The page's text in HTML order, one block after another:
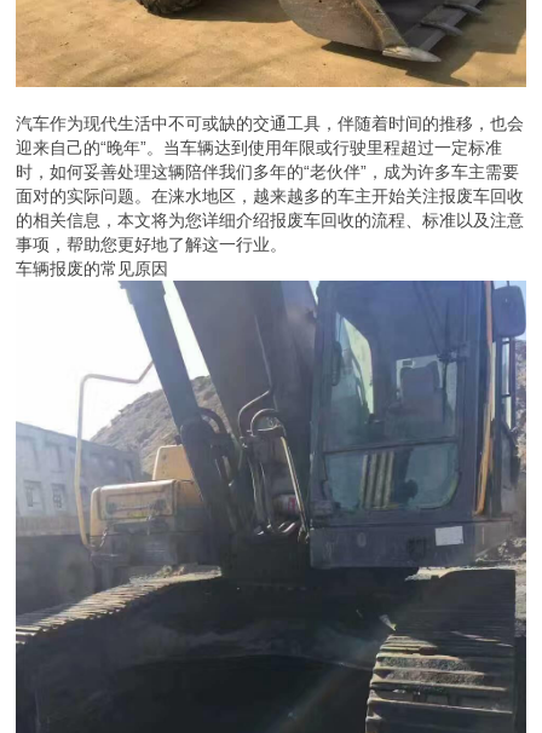
汽车作为现代生活中不可或缺的交通工具，伴随着时间的推移，也会
迎来自己的“晚年”。当车辆达到使用年限或行驶里程超过一定标准
时，如何妥善处理这辆陪伴我们多年的“老伙伴”，成为许多车主需要
面对的实际问题。在涞水地区，越来越多的车主开始关注报废车回收
的相关信息，本文将为您详细介绍报废车回收的流程、标准以及注意
事项，帮助您更好地了解这一行业。
车辆报废的常见原因